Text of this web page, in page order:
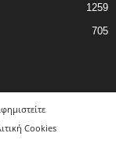
1259
705
Cookies